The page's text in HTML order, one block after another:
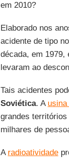
em 2010?
Elaborado nos
acidente de tipo
década, em 1979,
levaram ao
Tais acidentes
Soviética. A usina
grandes
milhares de
A radioatividade